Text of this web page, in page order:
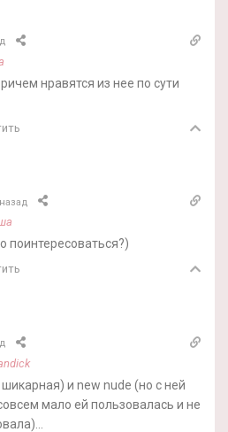
нравятся из нее по сути
поинтересоваться?)
и new nude (но с ней
мало ей пользовалась и не